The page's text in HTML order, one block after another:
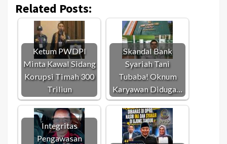
Related Posts:
Ketum PWDPI
Minta Kawal Sidang
Korupsi Timah 300
Triliun
Skandal Bank
Syariah Tani
Tubaba! Oknum
Karyawan Diduga…
Integritas
Pengawasan